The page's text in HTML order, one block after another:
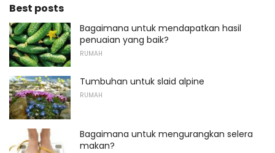
Best posts
Bagaimana untuk mendapatkan hasil
penuaian yang baik?
RUMAH
Tumbuhan untuk slaid alpine
RUMAH
Bagaimana untuk mengurangkan selera
makan?